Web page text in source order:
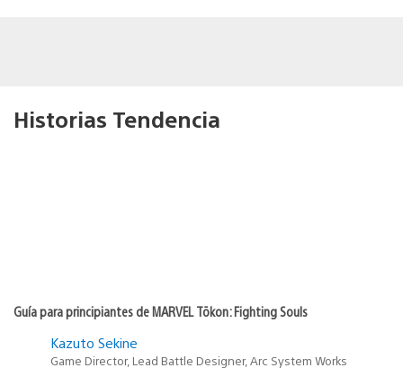
Historias Tendencia
Guía para principiantes de MARVEL Tōkon: Fighting Souls
Kazuto Sekine
Game Director, Lead Battle Designer, Arc System Works